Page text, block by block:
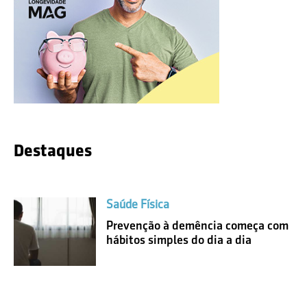
Destaques
Saúde Física
Prevenção à demência começa com
hábitos simples do dia a dia